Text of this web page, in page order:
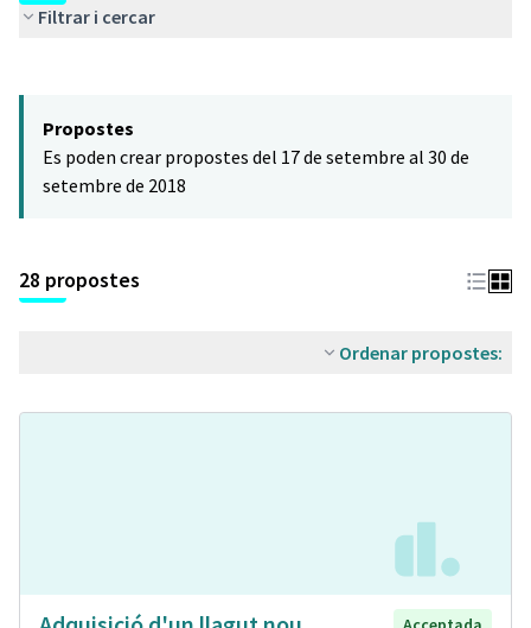
Filtrar i cercar
−
Propostes
Es poden crear propostes del 17 de setembre al 30 de
setembre de 2018
28 propostes
Ordenar propostes: